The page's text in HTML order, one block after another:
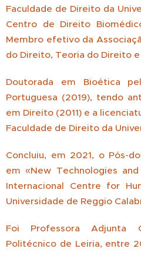
Faculdade de Direito da
Centro de Direito
Membro efetivo da
do Direito, Teoria do Direito
Doutorada em Bioética
Portuguesa (2019), tendo
em Direito (2011) e a
Faculdade de Direito da
Concluiu, em 2021, o Pós-
em «New Technologies
Internacional Centre for
Universidade de Reggio
Foi Professora Adjunta
Politécnico de Leiria, entre